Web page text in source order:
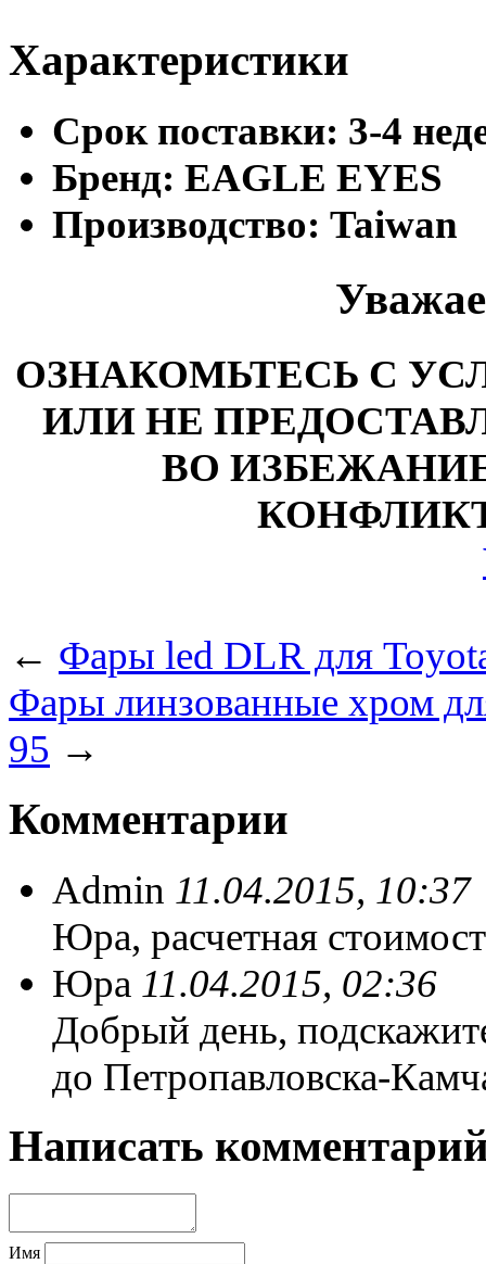
Характеристики
Cрок поставки: 3-4
Бренд: EAGLE EYES
Производство: Taiwan
ОЗНАКОМЬТЕСЬ С
ИЛИ НЕ
ВО
← Фары led DLR для
Фары линзованные хром
95 →
Комментарии
Admin 11.04.2015, 10:37
Юрa, расчетная
Юрa 11.04.2015, 02:36
Добрый день,
до Петропавловска-
Написать
Имя